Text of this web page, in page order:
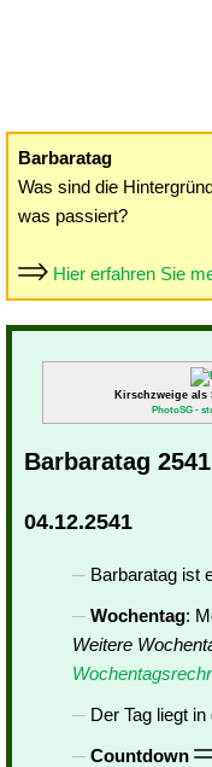
Barbaratag
Was sind die
was passiert?
Hier erfahren Sie
Kirschzweige als
PhotoSG -
Barbaratag 2541
04.12.2541
Barbaratag ist
Wochentag:
Weitere
Der Tag liegt
Countdown